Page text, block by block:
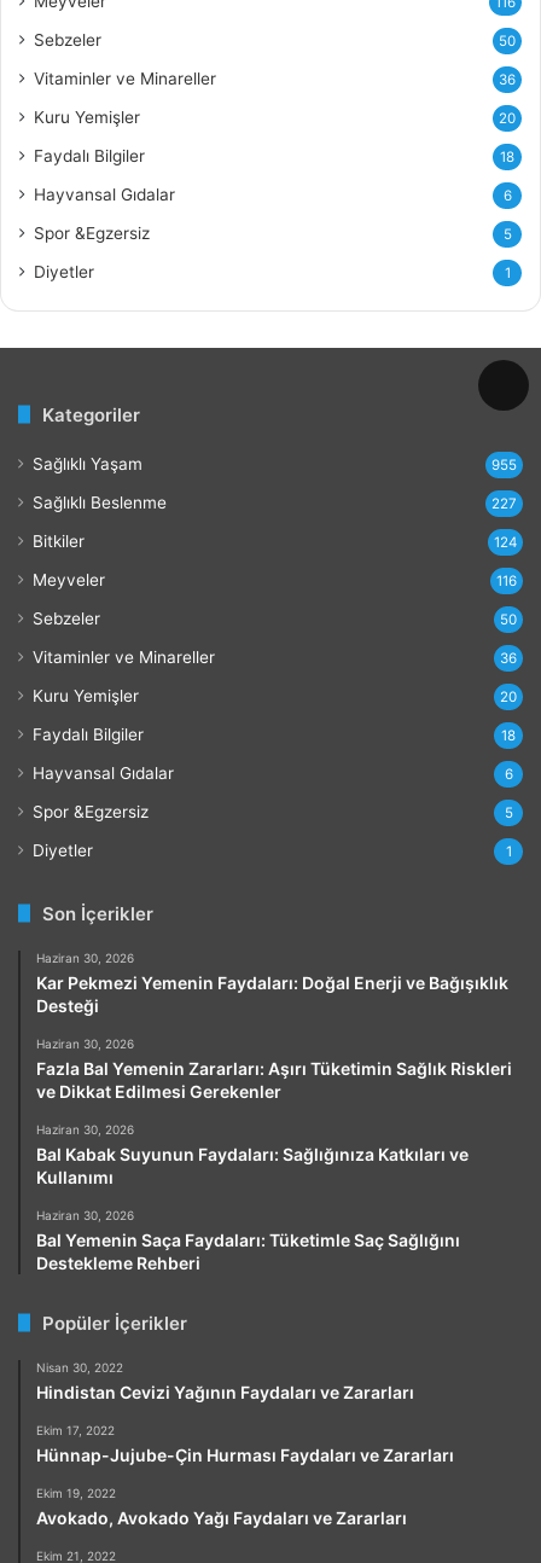
Sebzeler 50
Vitaminler ve Minareller 36
Kuru Yemişler 20
Faydalı Bilgiler 18
Hayvansal Gıdalar 6
Spor &Egzersiz 5
Diyetler 1
Kategoriler
Sağlıklı Yaşam 955
Sağlıklı Beslenme 227
Bitkiler 124
Meyveler 116
Sebzeler 50
Vitaminler ve Minareller 36
Kuru Yemişler 20
Faydalı Bilgiler 18
Hayvansal Gıdalar 6
Spor &Egzersiz 5
Diyetler 1
Son İçerikler
Haziran 30, 2026
Kar Pekmezi Yemenin Faydaları: Doğal Enerji ve Bağışıklık
Desteği
Haziran 30, 2026
Fazla Bal Yemenin Zararları: Aşırı Tüketimin Sağlık Riskleri
ve Dikkat Edilmesi Gerekenler
Haziran 30, 2026
Bal Kabak Suyunun Faydaları: Sağlığınıza Katkıları ve
Kullanımı
Haziran 30, 2026
Bal Yemenin Saça Faydaları: Tüketimle Saç Sağlığını
Destekleme Rehberi
Popüler İçerikler
Nisan 30, 2022
Hindistan Cevizi Yağının Faydaları ve Zararları
Ekim 17, 2022
Hünnap-Jujube-Çin Hurması Faydaları ve Zararları
Ekim 19, 2022
Avokado, Avokado Yağı Faydaları ve Zararları
Ekim 21, 2022